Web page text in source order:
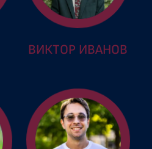
ВИКТОР ИВАНОВ